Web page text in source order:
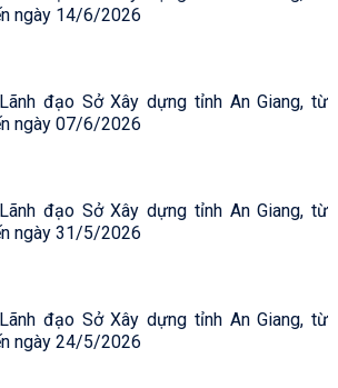
ngày 14/6/2026
đạo Sở Xây dựng tỉnh An Giang, từ
ngày 07/6/2026
đạo Sở Xây dựng tỉnh An Giang, từ
ngày 31/5/2026
đạo Sở Xây dựng tỉnh An Giang, từ
ngày 24/5/2026